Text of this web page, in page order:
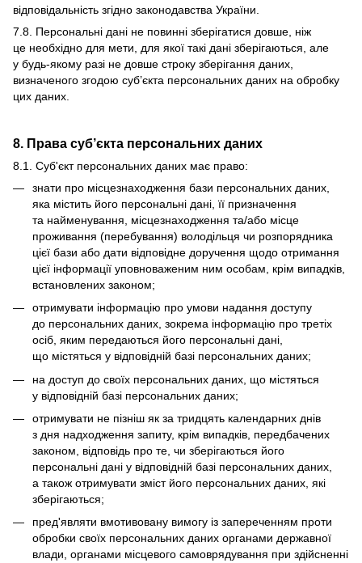
відповідальність згідно законодавства України.
7.8. Персональні дані не повинні зберігатися довше, ніж
це необхідно для мети, для якої такі дані зберігаються, але
у будь-якому разі не довше строку зберігання даних,
визначеного згодою суб’єкта персональних даних на обробку
цих даних.
8. Права суб’єкта персональних даних
8.1. Суб'єкт персональних даних має право:
знати про місцезнаходження бази персональних даних,
яка містить його персональні дані, її призначення
та найменування, місцезнаходження та/або місце
проживання (перебування) володільця чи розпорядника
цієї бази або дати відповідне доручення щодо отримання
цієї інформації уповноваженим ним особам, крім випадків,
встановлених законом;
отримувати інформацію про умови надання доступу
до персональних даних, зокрема інформацію про третіх
осіб, яким передаються його персональні дані,
що містяться у відповідній базі персональних даних;
на доступ до своїх персональних даних, що містяться
у відповідній базі персональних даних;
отримувати не пізніш як за тридцять календарних днів
з дня надходження запиту, крім випадків, передбачених
законом, відповідь про те, чи зберігаються його
персональні дані у відповідній базі персональних даних,
а також отримувати зміст його персональних даних, які
зберігаються;
пред'являти вмотивовану вимогу із запереченням проти
обробки своїх персональних даних органами державної
влади, органами місцевого самоврядування при здійсненні